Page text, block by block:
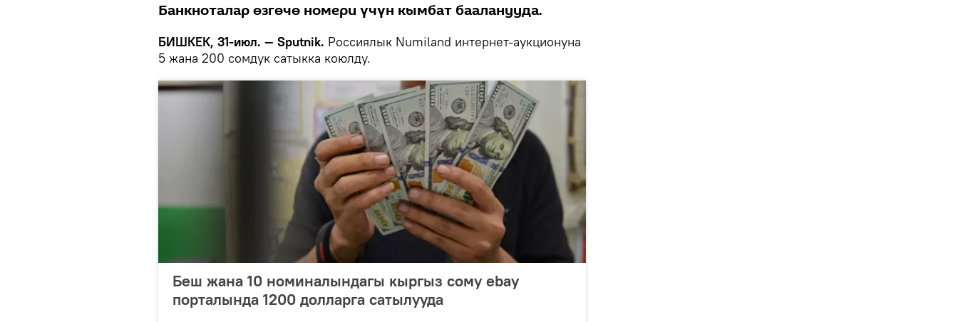
Банкноталар өзгөчө номери үчүн кымбат бааланууда.
БИШКЕК, 31-июл. — Sputnik. Россиялык Numiland интернет-аукционуна
5 жана 200 сомдук сатыкка коюлду.
Беш жана 10 номиналындагы кыргыз сому ebay
порталында 1200 долларга сатылууда